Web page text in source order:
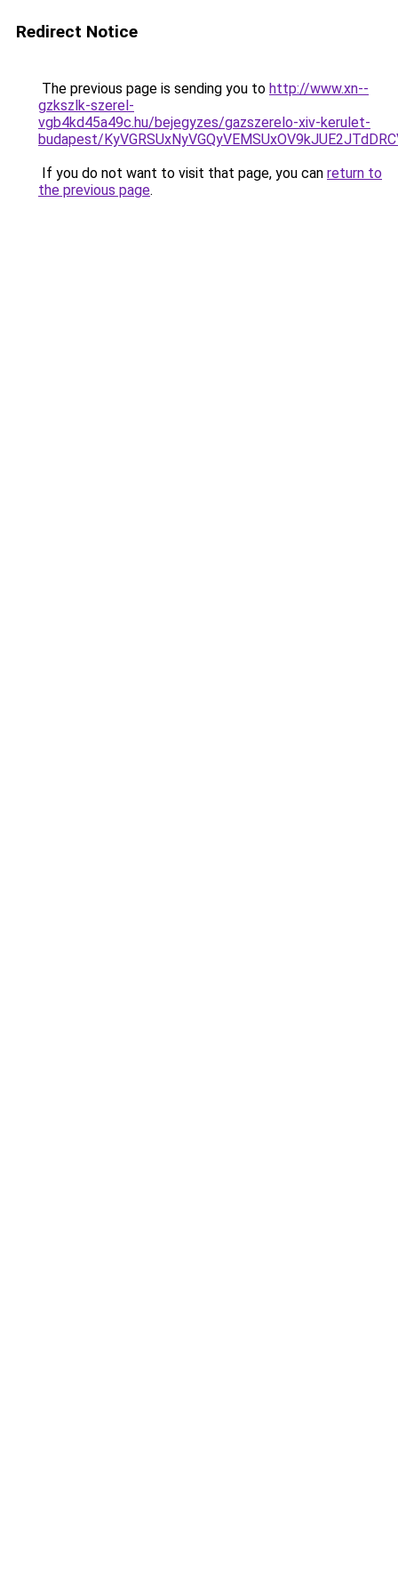
Redirect Notice
The previous page is sending you to http://www.xn--
gzkszlk-szerel-
vgb4kd45a49c.hu/bejegyzes/gazszerelo-xiv-kerulet-
budapest/
If you do not want to visit that page, you can return to
the previous page.